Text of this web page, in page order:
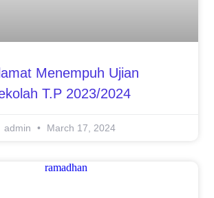
Menempuh Ujian
T.P 2023/2024
admin March 17, 2024